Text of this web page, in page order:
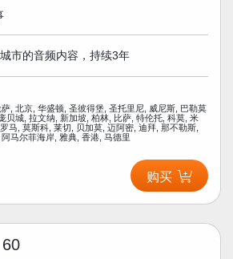
市的音频内容，持续3年
, 北京, 华盛顿, 圣彼得堡, 圣托里尼, 威尼斯, 巴勒莫
贝城, 拉文纳, 新加坡, 柏林, 比萨, 特伦托, 科莫, 米
马, 莫斯科, 莱切, 贝加莫, 迈阿密, 迪拜, 那不勒斯,
马尔菲海岸, 雅典, 香港, 马德里
购买